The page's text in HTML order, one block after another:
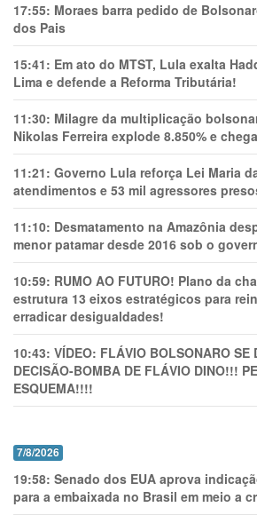
17:55: Moraes barra pedido de
dos Pais
15:41: Em ato do MTST, Lula exalta
Lima e defende a Reforma Tributária!
11:30: Milagre da multiplicação
Nikolas Ferreira explode 8.850% e
11:21: Governo Lula reforça Lei Maria
atendimentos e 53 mil agressores
11:10: Desmatamento na Amazônia
menor patamar desde 2016 sob o
10:59: RUMO AO FUTURO! Plano da
estrutura 13 eixos estratégicos para
erradicar desigualdades!
10:43: VÍDEO: FLÁVIO BOLSONARO SE
DECISÃO-BOMBA DE FLÁVIO DINO!!!
ESQUEMA!!!!
7/8/2026
19:58: Senado dos EUA aprova
para a embaixada no Brasil em meio a